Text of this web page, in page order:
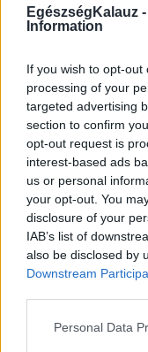
EgészségKalauz -
Information
If you wish to opt-
processing of your
targeted advertising
section to confirm
opt-out request is
interest-based ads
us or personal
your opt-out. You
disclosure of your
IAB’s list of
also be disclosed by
Downstream
Please note that this
Personal Data
kutatások
Lehet, hogy
Baj lehet,
reggeli